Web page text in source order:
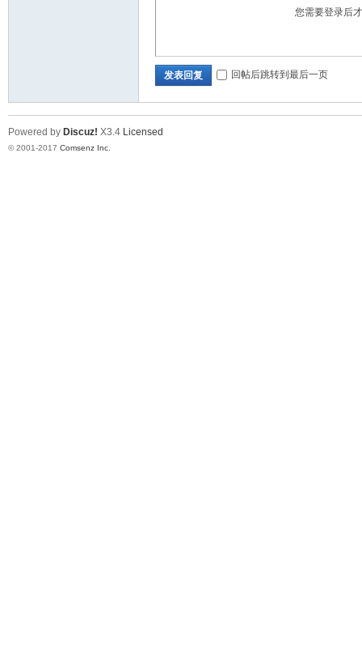
您需要登录后
发表回复 回帖后跳转到最后一页
Powered by Discuz! X3.4 Licensed
© 2001-2017 Comsenz Inc.